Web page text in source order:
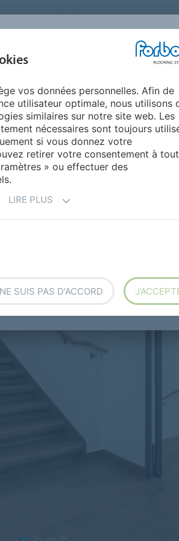
ENVIRONNEMENT
CENTRE DE
TÉLÉCHARGEMENT
à
vos données personnelles. Afin de
utilisateur optimale, nous utilisons
similaires sur notre site web. Les
nécessaires sont toujours
si vous donnez votre
retirer votre consentement à tout
» ou effectuer des
LIRE PLUS
SUIS PAS D'ACCORD